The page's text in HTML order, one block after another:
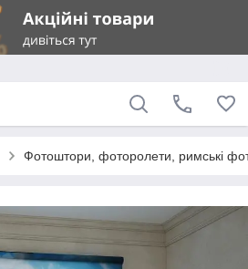
Фотоштори, фоторолети, римські